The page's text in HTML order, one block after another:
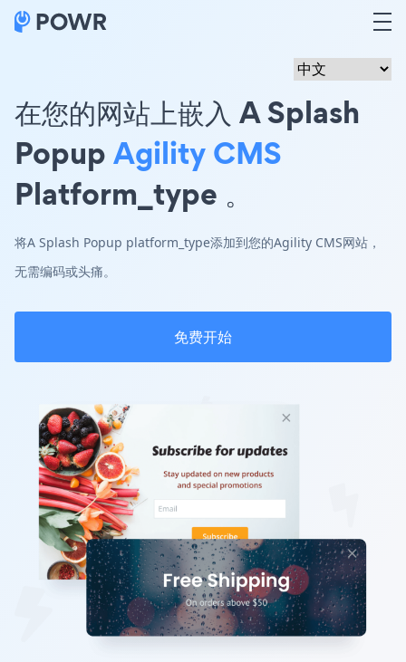
在您的网站上嵌入 A Splash
PopupAgility CMS
Platform_type 。
将A Splash Popup platform_type添加到您的Agility CMS网站，
无需编码或头痛。
免费开始